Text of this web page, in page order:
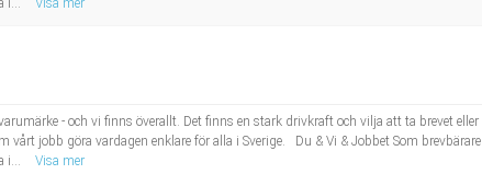
i...
Visa mer
- och vi finns överallt. Det finns en stark drivkraft och vilja att ta brevet eller
jobb göra vardagen enklare för alla i Sverige. Du & Vi & Jobbet Som brevbärare
i...
Visa mer